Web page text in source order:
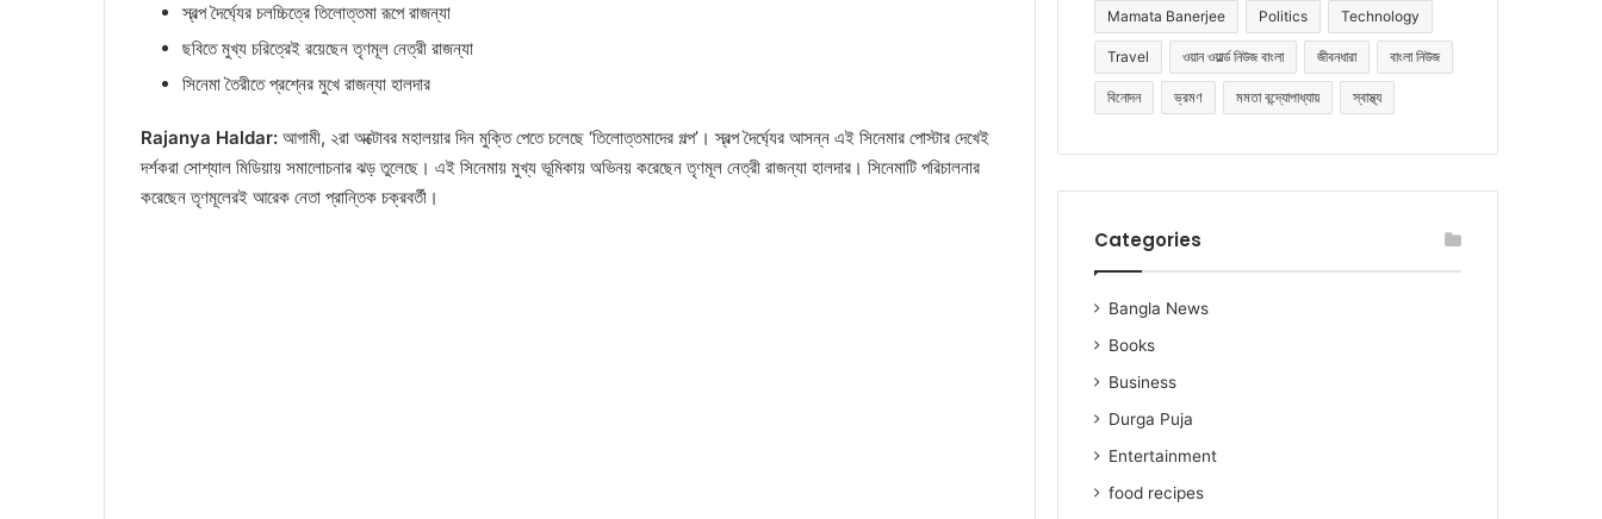
স্বল্প দৈর্ঘ্যের চলচ্চিত্রে তিলোত্তমা রূপে রাজন্যা
ছবিতে মুখ্য চরিত্রেই রয়েছেন তৃণমূল নেত্রী রাজন্যা
সিনেমা তৈরীতে প্রশ্নের মুখে রাজন্যা হালদার
Rajanya Haldar: আগামী, ২রা অক্টোবর মহালয়ার দিন মুক্তি পেতে চলেছে ‘তিলোত্তমাদের গল্প’। স্বল্প দৈর্ঘ্যের আসন্ন এই সিনেমার পোস্টার দেখেই
দর্শকরা সোশ্যাল মিডিয়ায় সমালোচনার ঝড় তুলেছে। এই সিনেমায় মুখ্য ভূমিকায় অভিনয় করেছেন তৃণমূল নেত্রী রাজন্যা হালদার। সিনেমাটি পরিচালনার
করেছেন তৃণমূলেরই আরেক নেতা প্রান্তিক চক্রবর্তী।
Mamata Banerjee Politics Technology
Travel ওয়ান ওয়ার্ল্ড নিউজ বাংলা জীবনধারা বাংলা নিউজ
বিনোদন ভ্রমণ মমতা বন্দ্যোপাধ্যায় স্বাস্থ্য
Categories
Bangla News
Books
Business
Durga Puja
Entertainment
food recipes